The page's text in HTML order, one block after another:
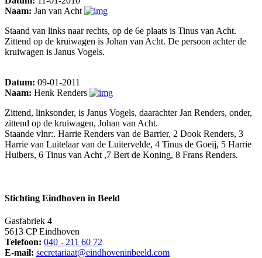
Naam: Jan van Acht
Staand van links naar rechts, op de 6e plaats is Tinus van Acht.
Zittend op de kruiwagen is Johan van Acht. De persoon achter de
kruiwagen is Janus Vogels.
Datum: 09-01-2011
Naam: Henk Renders
Zittend, linksonder, is Janus Vogels, daarachter Jan Renders, onder,
zittend op de kruiwagen, Johan van Acht.
Staande vlnr:. Harrie Renders van de Barrier, 2 Dook Renders, 3
Harrie van Luitelaar van de Luitervelde, 4 Tinus de Goeij, 5 Harrie
Huibers, 6 Tinus van Acht ,7 Bert de Koning, 8 Frans Renders.
Stichting Eindhoven in Beeld
Gasfabriek 4
5613 CP Eindhoven
Telefoon: 040 - 211 60 72
E-mail: secretariaat@eindhoveninbeeld.com